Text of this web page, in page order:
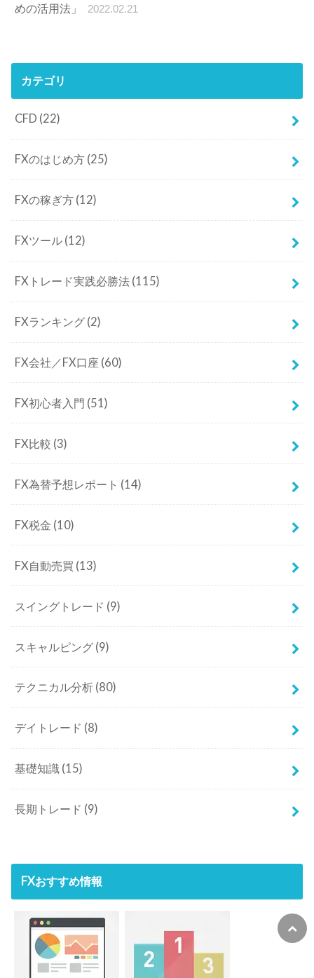
めの活用法」
2022.02.21
カテゴリ
CFD (22)
FXのはじめ方 (25)
FXの稼ぎ方 (12)
FXツール (12)
FXトレード実践必勝法 (115)
FXランキング (2)
FX会社／FX口座 (60)
FX初心者入門 (51)
FX比較 (3)
FX為替予想レポート (14)
FX税金 (10)
FX自動売買 (13)
スイングトレード (9)
スキャルピング (9)
テクニカル分析 (80)
デイトレード (8)
基礎知識 (15)
長期トレード (9)
FXおすすめ情報